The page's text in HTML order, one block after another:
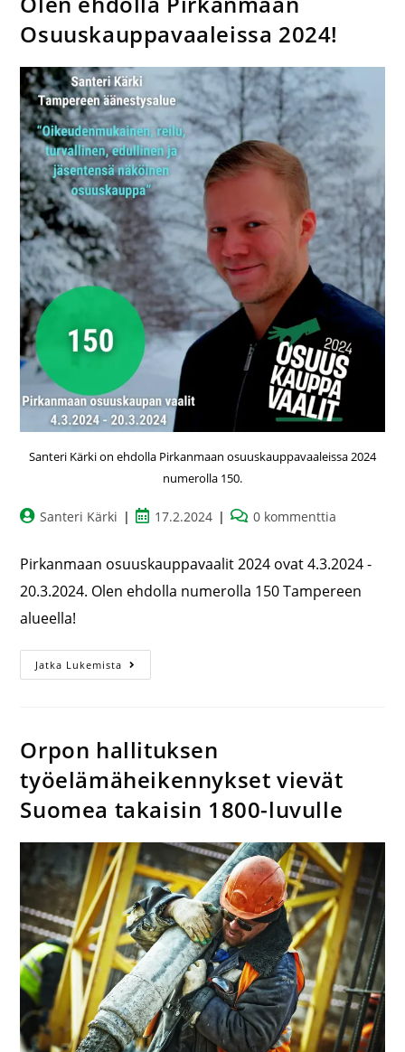
Osuuskauppavaaleissa 2024!
Santeri Kärki on ehdolla Pirkanmaan osuuskauppavaaleissa 2024
numerolla 150.
Santeri Kärki 17.2.2024 0 kommenttia
Pirkanmaan osuuskauppavaalit 2024 ovat 4.3.2024 -
20.3.2024. Olen ehdolla numerolla 150 Tampereen
alueella!
Jatka Lukemista
Orpon hallituksen
työelämäheikennykset vievät
Suomea takaisin 1800-luvulle